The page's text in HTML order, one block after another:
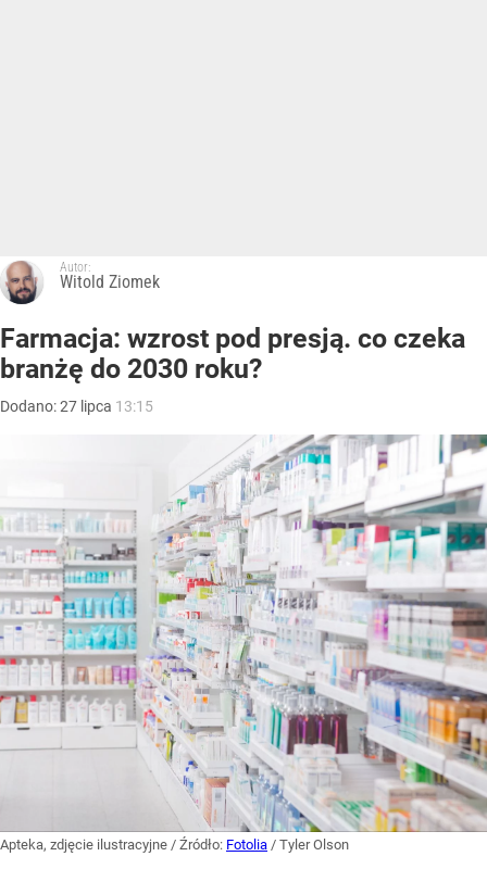
Autor:
Witold Ziomek
Farmacja: wzrost pod presją. co czeka
branżę do 2030 roku?
Dodano:27 lipca 13:15
Apteka, zdjęcie ilustracyjne / Źródło: Fotolia / Tyler Olson